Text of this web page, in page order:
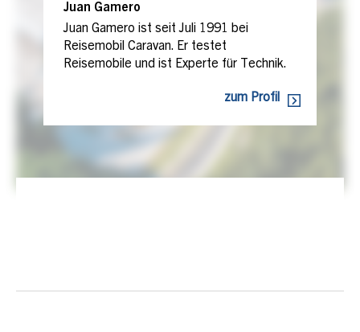
Juan Gamero
Juan Gamero ist seit Juli 1991 bei
Reisemobil Caravan. Er testet
Reisemobile und ist Experte für Technik.
zum Profil